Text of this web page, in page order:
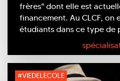
frères" dont elle est
financement. Au CLCF, on
étudiants dans ce type de
#VIEDELECOLE